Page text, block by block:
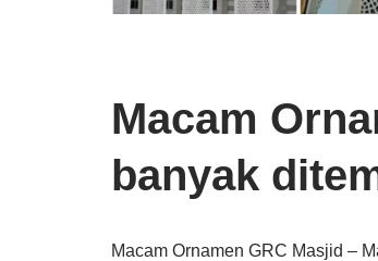
Macam
banyak
Macam Ornamen GRC Masjid –